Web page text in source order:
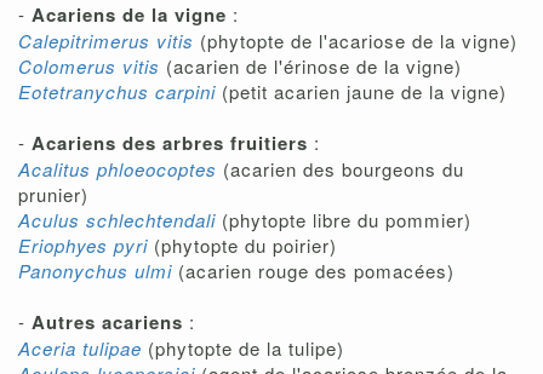
- Acariens de la vigne :
Calepitrimerus vitis (phytopte de l'acariose de la vigne)
Colomerus vitis (acarien de l'érinose de la vigne)
Eotetranychus carpini (petit acarien jaune de la vigne)
- Acariens des arbres fruitiers :
Acalitus phloeocoptes (acarien des bourgeons du
prunier)
Aculus schlechtendali (phytopte libre du pommier)
Eriophyes pyri (phytopte du poirier)
Panonychus ulmi (acarien rouge des pomacées)
- Autres acariens :
Aceria tulipae (phytopte de la tulipe)